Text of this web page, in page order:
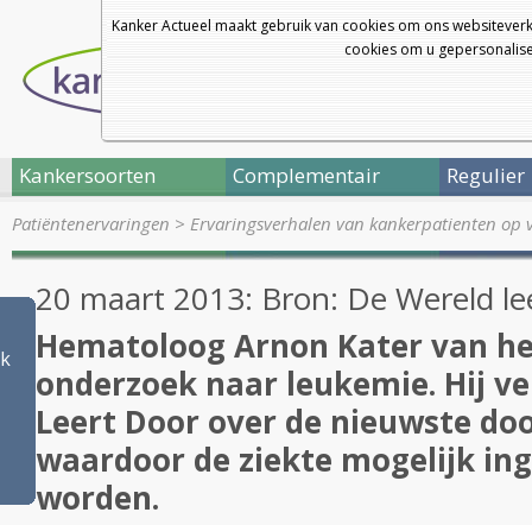
Kanker Actueel maakt gebruik van cookies om ons
cookies om u
Kankersoorten Complementair Regulier
Patiëntenervaringen > Ervaringsverhalen van kankerpatienten op
20 maart 2013: Bron: De Wereld
Hematoloog Arnon Kater van
onderzoek naar leukemie. Hij
Leert Door over de nieuwste
waardoor de ziekte mogelijk
worden.